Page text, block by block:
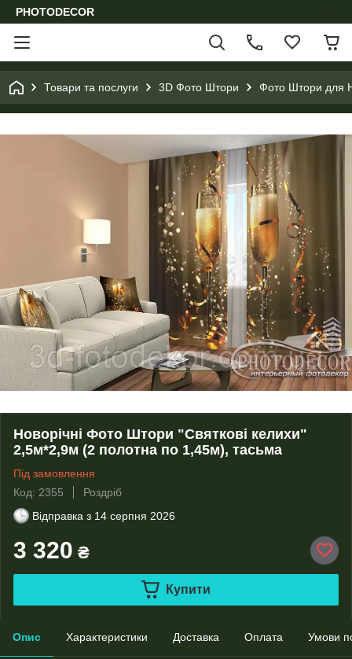
PHOTODECOR
Товари та послуги 3D Фото Штори Фото Штори для
Новорічні Фото Штори "Святкові келихи"
2,5м*2,9м (2 полотна по 1,45м), тасьма
Під замовлення
Код: 2355
Роздріб
Відправка з 14 серпня 2026
3 320 ₴
Купити
Опис Характеристики Доставка Оплата Умови